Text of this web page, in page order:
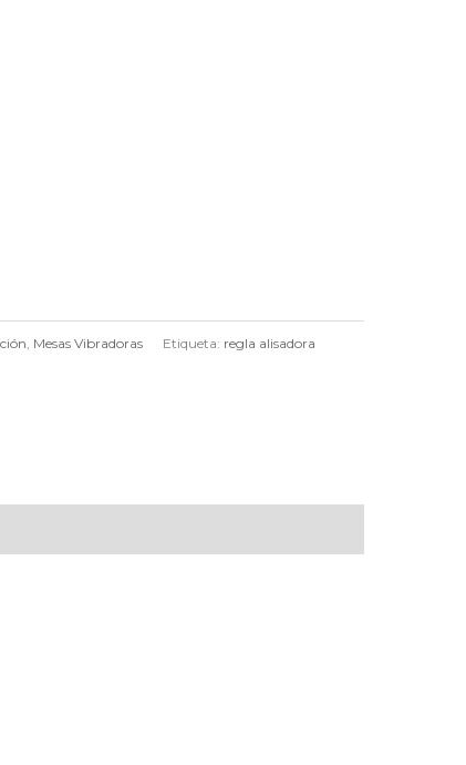
Mesas Vibradoras Etiqueta: regla alisadora